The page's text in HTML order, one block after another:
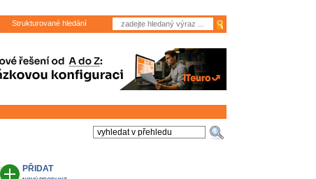
Strukturované hledání
PŘIDAT